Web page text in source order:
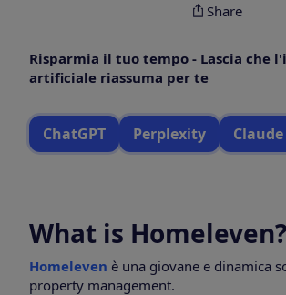
Share
Risparmia il tuo tempo - Lascia che
artificiale riassuma per te
ChatGPT Perplexity Claude
What is Homeleven?
Homeleven è una giovane e dinamica
property management.